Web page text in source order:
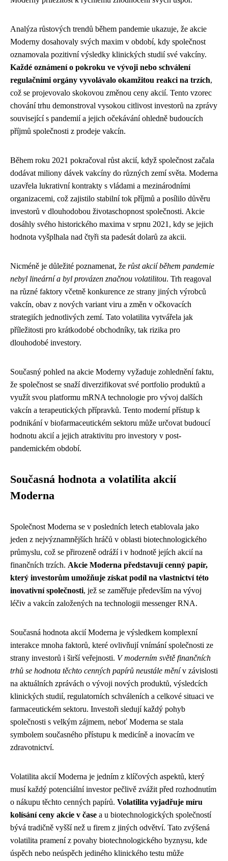
Analýza růstových trendů během pandemie ukazuje, že akcie
Moderny dosahovaly svých maxim v období, kdy společnost
oznamovala pozitivní výsledky klinických studií své vakcíny.
Každé oznámení o pokroku ve vývoji nebo schválení
regulačními orgány vyvolávalo okamžitou reakci na trzích,
což se projevovalo skokovou změnou ceny akcií. Tento vzorec
chování trhu demonstroval vysokou citlivost investorů na zprávy
související s pandemií a jejich očekávání ohledně budoucích
příjmů společnosti z prodeje vakcín.
Během roku 2021 pokračoval růst akcií, když společnost začala
dodávat miliony dávek vakcíny do různých zemí světa. Moderna
uzavřela lukrativní kontrakty s vládami a mezinárodními
organizacemi, což zajistilo stabilní tok příjmů a posílilo důvěru
investorů v dlouhodobou životaschopnost společnosti. Akcie
dosáhly svého historického maxima v srpnu 2021, kdy se jejich
hodnota vyšplhala nad čtyři sta padesát dolarů za akcii.
Nicméně je důležité poznamenat, že růst akcií během pandemie
nebyl lineární a byl provázen značnou volatilitou. Trh reagoval
na různé faktory včetně konkurence ze strany jiných výrobců
vakcín, obav z nových variant viru a změn v očkovacích
strategiích jednotlivých zemí. Tato volatilita vytvářela jak
příležitosti pro krátkodobé obchodníky, tak rizika pro
dlouhodobé investory.
Současný pohled na akcie Moderny vyžaduje zohlednění faktu,
že společnost se snaží diverzifikovat své portfolio produktů a
využít svou platformu mRNA technologie pro vývoj dalších
vakcín a terapeutických přípravků. Tento moderní přístup k
podnikání v biofarmaceutickém sektoru může určovat budoucí
hodnotu akcií a jejich atraktivitu pro investory v post-
pandemickém období.
Současná hodnota a volatilita akcií
Moderna
Společnost Moderna se v posledních letech etablovala jako
jeden z nejvýznamnějších hráčů v oblasti biotechnologického
průmyslu, což se přirozeně odráží i v hodnotě jejích akcií na
finančních trzích. Akcie Moderna představují cenný papír,
který investorům umožňuje získat podíl na vlastnictví této
inovativní společnosti, jež se zaměřuje především na vývoj
léčiv a vakcín založených na technologii messenger RNA.
Současná hodnota akcií Moderna je výsledkem komplexní
interakce mnoha faktorů, které ovlivňují vnímání společnosti ze
strany investorů i širší veřejnosti. V moderním světě finančních
trhů se hodnota těchto cenných papírů neustále měnív závislosti
na aktuálních zprávách o vývoji nových produktů, výsledcích
klinických studií, regulatorních schváleních a celkové situaci ve
farmaceutickém sektoru. Investoři sledují každý pohyb
společnosti s velkým zájmem, neboť Moderna se stala
symbolem současného přístupu k medicíně a inovacím ve
zdravotnictví.
Volatilita akcií Moderna je jedním z klíčových aspektů, který
musí každý potenciální investor pečlivě zvážit před rozhodnutím
o nákupu těchto cenných papírů. Volatilita vyjadřuje míru
kolísání ceny akcie v čase a u biotechnologických společností
bývá tradičně vyšší než u firem z jiných odvětví. Tato zvýšená
volatilita pramení z povahy biotechnologického byznysu, kde
úspěch nebo neúspěch jediného klinického testu může